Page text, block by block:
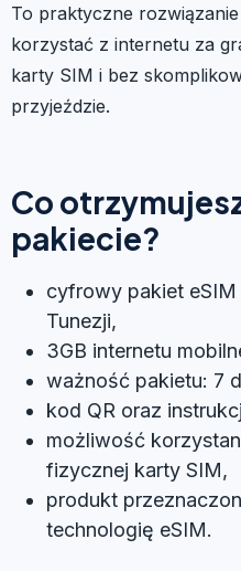
To praktyczne
korzystać z internetu za
karty SIM i bez
przyjeździe.
Co
pakiecie?
cyfrowy pakiet
Tunezji,
3GB internetu
ważność pakietu: 7
kod QR oraz
możliwość
fizycznej karty SIM,
produkt
technologię eSIM.